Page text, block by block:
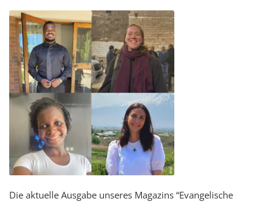
Die aktuelle Ausgabe unseres Magazins “Evangelische